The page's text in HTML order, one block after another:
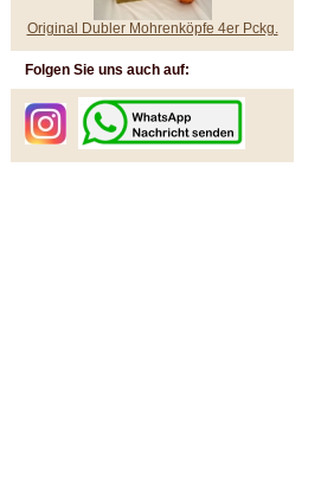
Original Dubler Mohrenköpfe 4er Pckg.
Folgen Sie uns auch auf: